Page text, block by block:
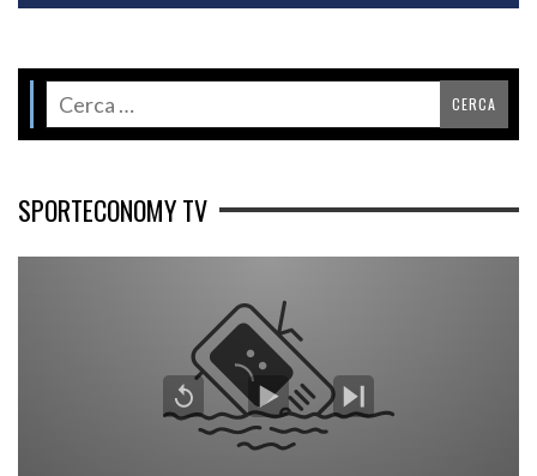
SPORTECONOMY TV